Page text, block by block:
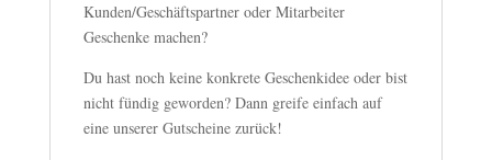
Kunden/Geschäftspartner oder Mitarbeiter
Geschenke machen?
Du hast noch keine konkrete Geschenkidee oder bist
nicht fündig geworden? Dann greife einfach auf
eine unserer Gutscheine zurück!